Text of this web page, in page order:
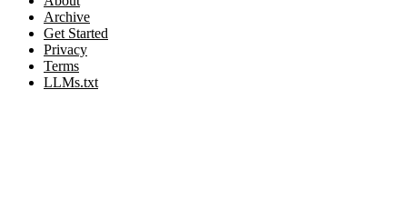
Archive
Get Started
Privacy
Terms
LLMs.txt